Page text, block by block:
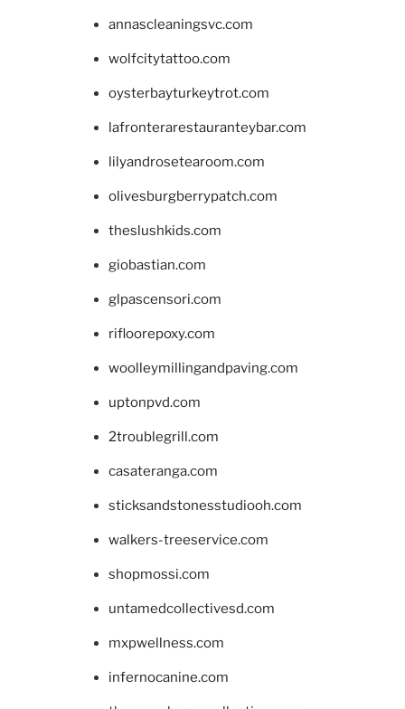
annascleaningsvc.com
wolfcitytattoo.com
oysterbayturkeytrot.com
lafronterarestauranteybar.com
lilyandrosetearoom.com
olivesburgberrypatch.com
theslushkids.com
giobastian.com
glpascensori.com
rifloorepoxy.com
woolleymillingandpaving.com
uptonpvd.com
2troublegrill.com
casateranga.com
sticksandstonesstudiooh.com
walkers-treeservice.com
shopmossi.com
untamedcollectivesd.com
mxpwellness.com
infernocanine.com